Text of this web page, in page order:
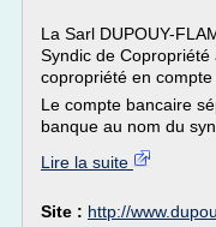
La Sarl DUPOUY-
Syndic de
copropriété en
Le compte bancaire
banque au nom du
Lire la suite
Site : http://